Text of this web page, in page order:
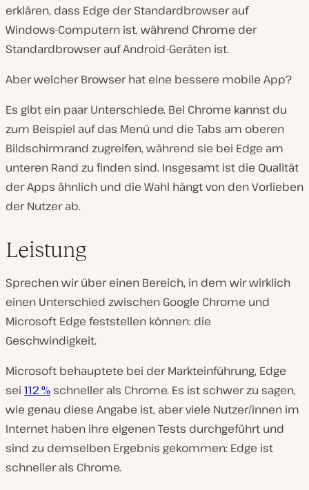
erklären, dass Edge der Standardbrowser auf
Windows-Computern ist, während Chrome der
Standardbrowser auf Android-Geräten ist.
Aber welcher Browser hat eine bessere mobile App?
Es gibt ein paar Unterschiede. Bei Chrome kannst du
zum Beispiel auf das Menü und die Tabs am oberen
Bildschirmrand zugreifen, während sie bei Edge am
unteren Rand zu finden sind. Insgesamt ist die Qualität
der Apps ähnlich und die Wahl hängt von den Vorlieben
der Nutzer ab.
Leistung
Sprechen wir über einen Bereich, in dem wir wirklich
einen Unterschied zwischen Google Chrome und
Microsoft Edge feststellen können: die
Geschwindigkeit.
Microsoft behauptete bei der Markteinführung, Edge
sei 112 % schneller als Chrome. Es ist schwer zu sagen,
wie genau diese Angabe ist, aber viele Nutzer/innen im
Internet haben ihre eigenen Tests durchgeführt und
sind zu demselben Ergebnis gekommen: Edge ist
schneller als Chrome.